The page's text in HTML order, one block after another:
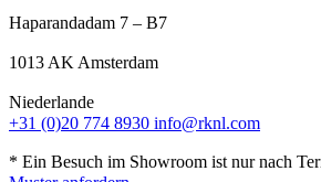
Haparandadam 7 – B7
1013 AK Amsterdam
Niederlande
+31 (0)20 774 8930 info@rknl.com
* Ein Besuch im Showroom ist nur nach